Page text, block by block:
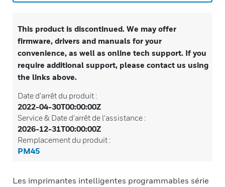
This product is discontinued. We may offer
firmware, drivers and manuals for your
convenience, as well as online tech support. If you
require additional support, please contact us using
the links above.
Date d'arrêt du produit :
2022-04-30T00:00:00Z
Service & Date d'arrêt de l'assistance :
2026-12-31T00:00:00Z
Remplacement du produit :
PM45
Les imprimantes intelligentes programmables série